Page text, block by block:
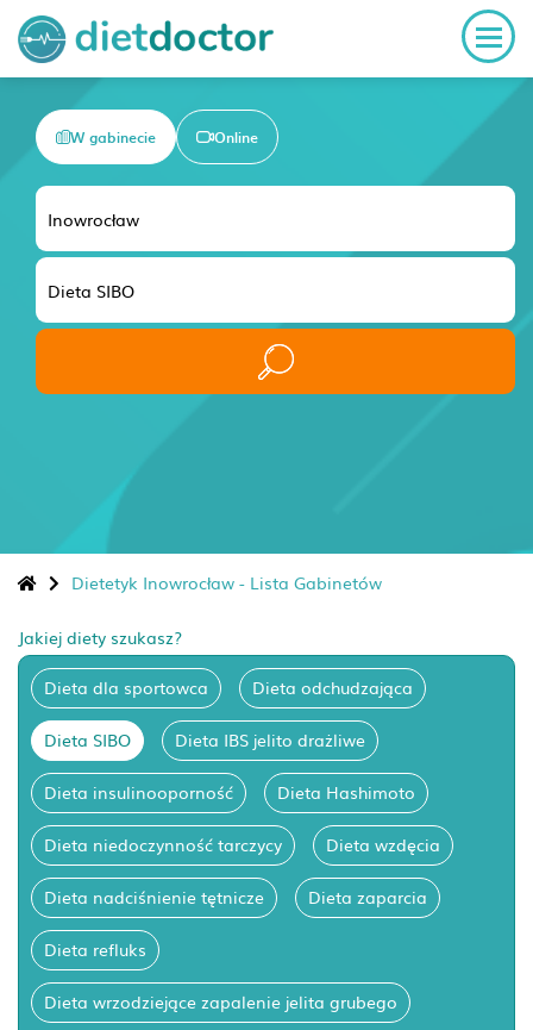
W gabinecie Online
Dietetyk Inowrocław - Lista Gabinetów
Jakiej diety szukasz?
Dieta dla sportowca Dieta odchudzająca
Dieta SIBO Dieta IBS jelito drażliwe
Dieta insulinooporność Dieta Hashimoto
Dieta niedoczynność tarczycy Dieta wzdęcia
Dieta nadciśnienie tętnicze Dieta zaparcia
Dieta refluks
Dieta wrzodziejące zapalenie jelita grubego